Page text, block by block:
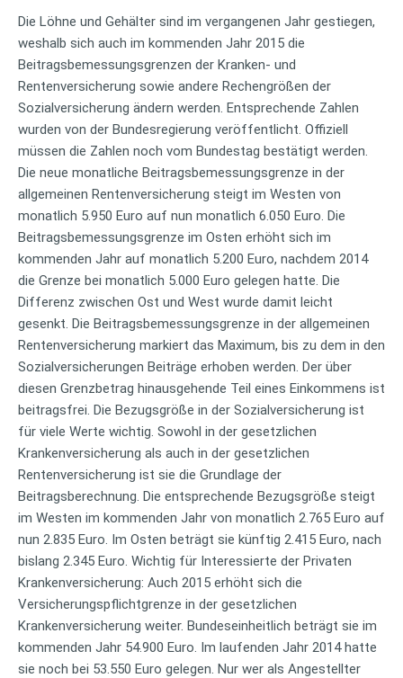
Die Löhne und Gehälter sind im vergangenen Jahr gestiegen,
weshalb sich auch im kommenden Jahr 2015 die
Beitragsbemessungsgrenzen der Kranken- und
Rentenversicherung sowie andere Rechengrößen der
Sozialversicherung ändern werden. Entsprechende Zahlen
wurden von der Bundesregierung veröffentlicht. Offiziell
müssen die Zahlen noch vom Bundestag bestätigt werden.
Die neue monatliche Beitragsbemessungsgrenze in der
allgemeinen Rentenversicherung steigt im Westen von
monatlich 5.950 Euro auf nun monatlich 6.050 Euro. Die
Beitragsbemessungsgrenze im Osten erhöht sich im
kommenden Jahr auf monatlich 5.200 Euro, nachdem 2014
die Grenze bei monatlich 5.000 Euro gelegen hatte. Die
Differenz zwischen Ost und West wurde damit leicht
gesenkt. Die Beitragsbemessungsgrenze in der allgemeinen
Rentenversicherung markiert das Maximum, bis zu dem in den
Sozialversicherungen Beiträge erhoben werden. Der über
diesen Grenzbetrag hinausgehende Teil eines Einkommens ist
beitragsfrei. Die Bezugsgröße in der Sozialversicherung ist
für viele Werte wichtig. Sowohl in der gesetzlichen
Krankenversicherung als auch in der gesetzlichen
Rentenversicherung ist sie die Grundlage der
Beitragsberechnung. Die entsprechende Bezugsgröße steigt
im Westen im kommenden Jahr von monatlich 2.765 Euro auf
nun 2.835 Euro. Im Osten beträgt sie künftig 2.415 Euro, nach
bislang 2.345 Euro. Wichtig für Interessierte der Privaten
Krankenversicherung: Auch 2015 erhöht sich die
Versicherungspflichtgrenze in der gesetzlichen
Krankenversicherung weiter. Bundeseinheitlich beträgt sie im
kommenden Jahr 54.900 Euro. Im laufenden Jahr 2014 hatte
sie noch bei 53.550 Euro gelegen. Nur wer als Angestellter